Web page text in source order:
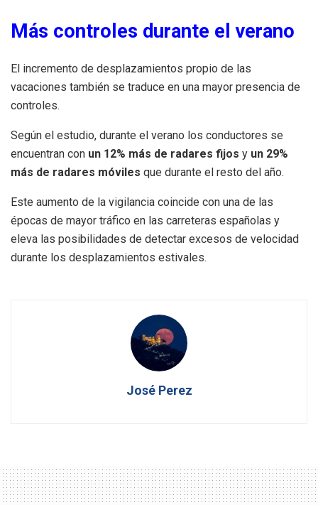
Más controles durante el verano
El incremento de desplazamientos propio de las
vacaciones también se traduce en una mayor presencia de
controles.
Según el estudio, durante el verano los conductores se
encuentran con un 12% más de radares fijos y un 29%
más de radares móviles que durante el resto del año.
Este aumento de la vigilancia coincide con una de las
épocas de mayor tráfico en las carreteras españolas y
eleva las posibilidades de detectar excesos de velocidad
durante los desplazamientos estivales.
José Perez